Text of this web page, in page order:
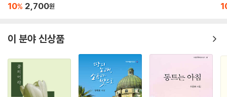
10% 2,700원
이 분야 신상품